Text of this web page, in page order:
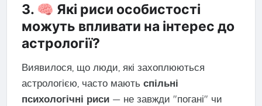
3. 🧠 Які риси особистості
можуть впливати на інтерес до
астрології?
Виявилося, що люди, які захоплюються
астрологією, часто мають спільні
психологічні риси— не завжди "погані" чи